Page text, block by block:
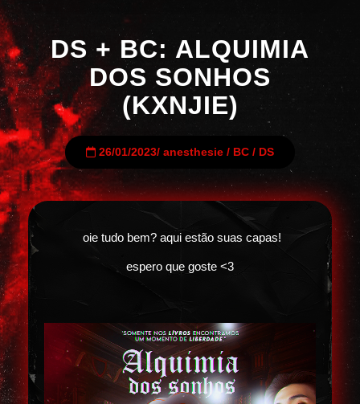
DS + BC: ALQUIMIA
DOS SONHOS
(KXNJIE)
26/01/2023/ anesthesie / BC / DS
oie tudo bem? aqui estão suas capas!
espero que goste <3